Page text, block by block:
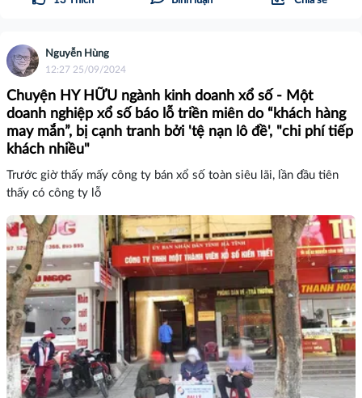
Nguyễn Hùng
12:27 25/09/2024
Chuyện HY HỮU ngành kinh doanh xổ số - Một
doanh nghiệp xổ số báo lỗ triền miên do “khách hàng
may mắn”, bị cạnh tranh bởi 'tệ nạn lô đề', "chi phí tiếp
khách nhiều"
Trước giờ thấy mấy công ty bán xổ số toàn siêu lãi, lần đầu tiên
thấy có công ty lỗ